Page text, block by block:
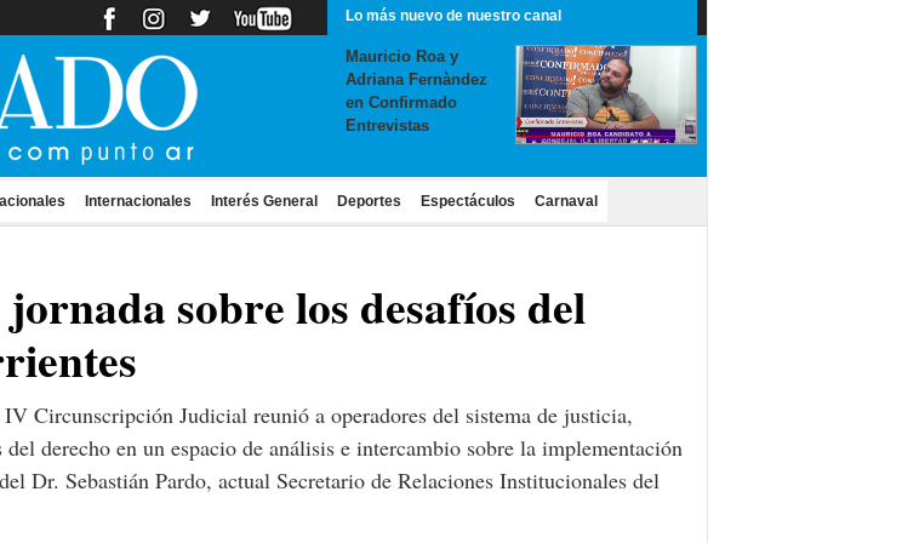
Lo más nuevo de nuestro canal
Mauricio Roa y
Adriana Fernàndez
en Confirmado
Entrevistas
Internacionales Interés General Deportes Espectáculos Carnaval
sobre los desafíos del
Circunscripción Judicial reunió a operadores del sistema de justicia,
derecho en un espacio de análisis e intercambio sobre la implementación
Dr. Sebastián Pardo, actual Secretario de Relaciones Institucionales del